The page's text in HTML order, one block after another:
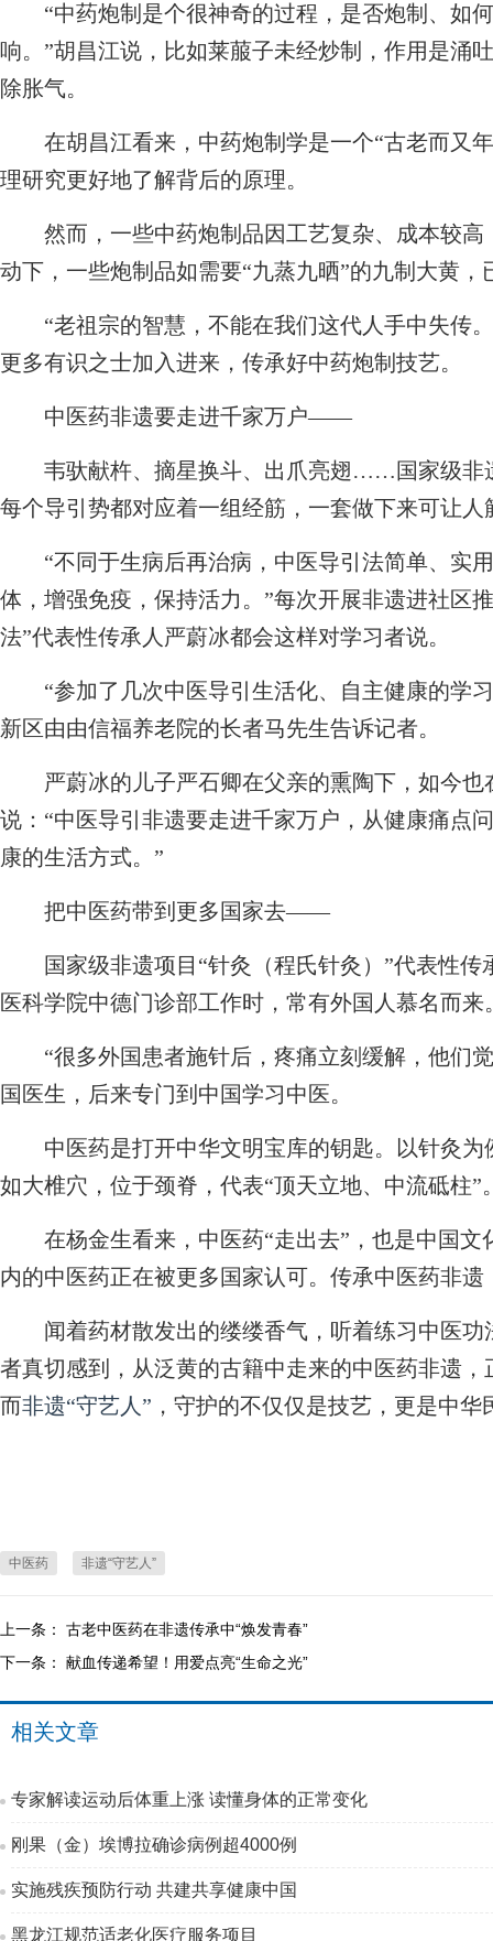
“中药炮制是个很神奇的过程，是否炮制、如
响。”胡昌江说，比如莱菔子未经炒制，作用是涌
除胀气。
在胡昌江看来，中药炮制学是一个“古老而又年
理研究更好地了解背后的原理。
然而，一些中药炮制品因工艺复杂、成本较高
动下，一些炮制品如需要“九蒸九晒”的九制大黄
“老祖宗的智慧，不能在我们这代人手中失传。
更多有识之士加入进来，传承好中药炮制技艺。
中医药非遗要走进千家万户——
韦驮献杵、摘星换斗、出爪亮翅……国家级非
每个导引势都对应着一组经筋，一套做下来可让
“不同于生病后再治病，中医导引法简单、实
体，增强免疫，保持活力。”每次开展非遗进社区
法”代表性传承人严蔚冰都会这样对学习者说。
“参加了几次中医导引生活化、自主健康的学习
新区由由信福养老院的长者马先生告诉记者。
严蔚冰的儿子严石卿在父亲的熏陶下，如今也
说：“中医导引非遗要走进千家万户，从健康痛点
康的生活方式。”
把中医药带到更多国家去——
国家级非遗项目“针灸（程氏针灸）”代表性传
医科学院中德门诊部工作时，常有外国人慕名而来
“很多外国患者施针后，疼痛立刻缓解，他们觉
国医生，后来专门到中国学习中医。
中医药是打开中华文明宝库的钥匙。以针灸为
如大椎穴，位于颈脊，代表“顶天立地、中流砥柱”
在杨金生看来，中医药“走出去”，也是中国文
内的中医药正在被更多国家认可。传承中医药非
闻着药材散发出的缕缕香气，听着练习中医功
者真切感到，从泛黄的古籍中走来的中医药非遗
而非遗“守艺人” ，守护的不仅仅是技艺，更是中
中医药 非遗“守艺人”
上一条： 古老中医药在非遗传承中“焕发青春”
下一条： 献血传递希望！用爱点亮“生命之光”
相关文章
专家解读运动后体重上涨 读懂身体的正常变化
刚果（金）埃博拉确诊病例超4000例
实施残疾预防行动 共建共享健康中国
黑龙江规范适老化医疗服务项目